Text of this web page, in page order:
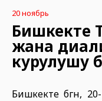
20 ноябрь
Бишкекте
жана
курулушу
Бишкекте бүгүн,